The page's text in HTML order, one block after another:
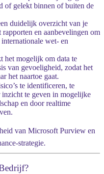
of gelekt binnen of buiten de
duidelijk overzicht van je
en aanbevelingen om
wet- en
het mogelijk om data te
van gevoeligheid, zodat het
het naartoe gaat.
te identificeren, te
inzicht te geven in mogelijke
en door realtime
van Microsoft Purview en
strategie.